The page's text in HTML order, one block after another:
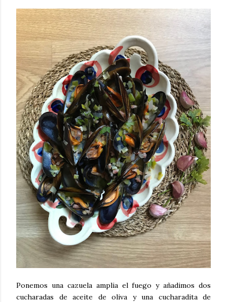
Ponemos una cazuela amplia el fuego y añadimos dos
cucharadas de aceite de oliva y una cucharadita de